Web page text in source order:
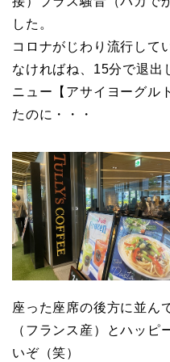
した。
コロナがじわり流行して
なければね、15分で退出
ニュー【アサイヨーグル
たのに・・・
座った座席の後方に並ん
（フランス産）とハッピ
いぞ（笑）